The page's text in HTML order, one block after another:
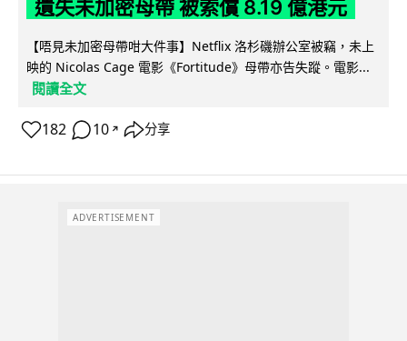
遺失未加密母帶 被索償 8.19 億港元
【唔見未加密母帶咁大件事】Netflix 洛杉磯辦公室被竊，未上
映的 Nicolas Cage 電影《Fortitude》母帶亦告失蹤。電影...
閱讀全文
182 10 ↗ 分享
ADVERTISEMENT